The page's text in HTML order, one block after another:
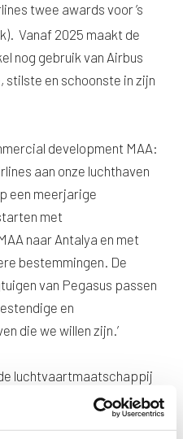
twee awards voor ’s
Vanaf 2025 maakt de
nog gebruik van Airbus
stilste en schoonste in zijn
development MAA:
aan onze luchthaven
een meerjarige
met
naar Antalya en met
bestemmingen. De
van Pegasus passen
en
die we willen zijn.’
luchtvaartmaatschappij
Aachen Airport en
zich op de verkoop van